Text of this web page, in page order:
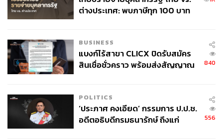
ต่างประเทศ: พบภาษีทุก 100 บาท
BUSINESS
แบงก์ไร้สาขา CLICX ปิดรับสมัคร
สินเชื่อชั่วคราว พร้อมส่งสัญญาณ
840
POLITICS
‘ประภาศ คงเอียด’ กรรมการ ป.ป.ช.
อดีตอธิบดีกรมธนารักษ์ ถึงแก่
556